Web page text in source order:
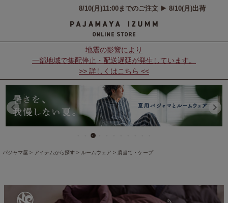
地震の影響により
一部地域で集配停止・配送遅延が発生しています。
>> 詳しくはこちら <<
パジャマ屋 アイテムから探す ルームウェア 肩当て・ケープ